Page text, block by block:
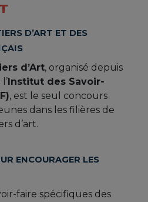
D’ART ET DES
d’Art, organisé depuis
Institut des Savoir-
, est le seul concours
dans les filières de
d’art.
ENCOURAGER LES
faire spécifiques des